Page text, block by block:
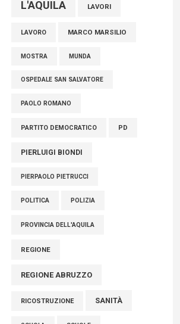
L'AQUILA LAVORI
LAVORO MARCO MARSILIO
MOSTRA MUNDA
OSPEDALE SAN SALVATORE
PAOLO ROMANO
PARTITO DEMOCRATICO PD
PIERLUIGI BIONDI
PIERPAOLO PIETRUCCI
POLITICA POLIZIA
PROVINCIA DELL'AQUILA
REGIONE
REGIONE ABRUZZO
RICOSTRUZIONE SANITÀ